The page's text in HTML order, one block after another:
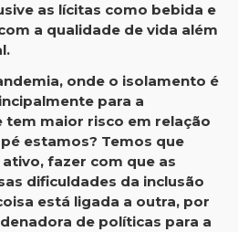
as lícitas como bebida e
a qualidade de vida além
onde o isolamento é
para a
tem maior risco em relação
pé estamos? Temos que
fazer com que as
dificuldades da inclusão
está ligada a outra, por
de políticas para a